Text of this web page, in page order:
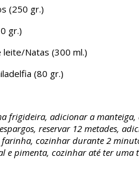
(250 gr.)
gr.)
leite/Natas (300 ml.)
(80 gr.)
frigideira, adicionar a
reservar 12 metades,
cozinhar durante 2
e pimenta, cozinhar até ter uma